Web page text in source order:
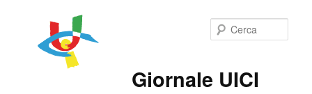
Giornale UICI